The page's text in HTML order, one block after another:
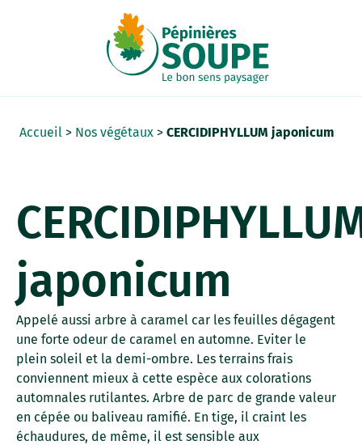
Accueil > Nos végétaux >CERCIDIPHYLLUM japonicum
japonicum
Appelé aussi arbre à caramel car les feuilles dégagent
une forte odeur de caramel en automne. Eviter le
plein soleil et la demi-ombre. Les terrains frais
conviennent mieux à cette espèce aux colorations
automnales rutilantes. Arbre de parc de grande valeur
en cépée ou baliveau ramifié. En tige, il craint les
échaudures, de même, il est sensible aux